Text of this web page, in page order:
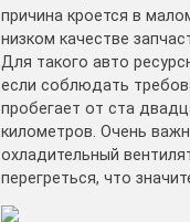
причина кроется в
низком качестве
Для такого авто
если соблюдать
пробегает от ста
километров. Очень
охладительный
перегреться, что